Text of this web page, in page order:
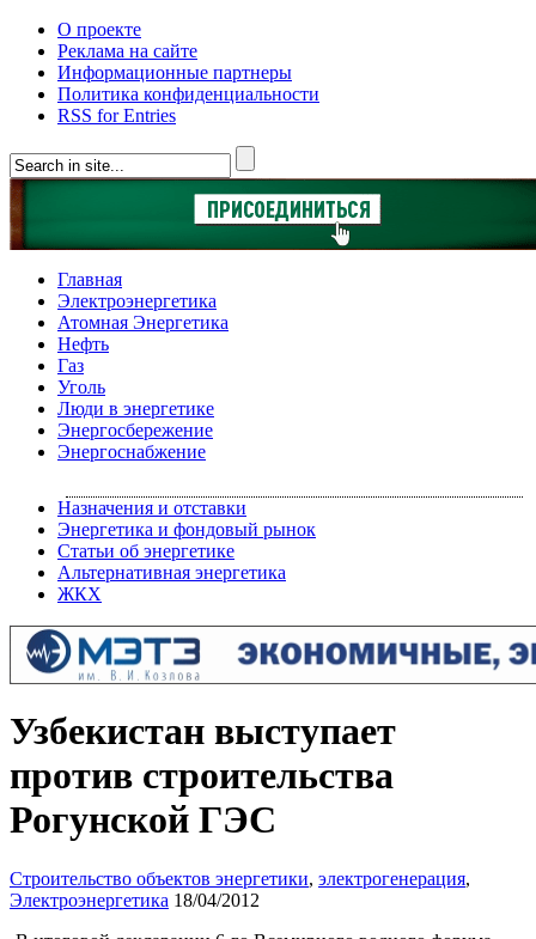
О проекте
Реклама на сайте
Информационные партнеры
Политика конфиденциальности
RSS for Entries
Главная
Электроэнергетика
Атомная Энергетика
Нефть
Газ
Уголь
Люди в энергетике
Энергосбережение
Энергоснабжение
Назначения и отставки
Энергетика и фондовый рынок
Статьи об энергетике
Альтернативная энергетика
ЖКХ
Узбекистан выступает
против строительства
Рогунской ГЭС
Строительство объектов энергетики, электрогенерация,
Электроэнергетика 18/04/2012